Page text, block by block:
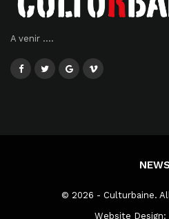
A venir ....
NEWS
© 2026 - Culturbaine.
Website Design: